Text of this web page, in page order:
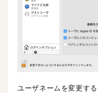
ユーザネームを変更す